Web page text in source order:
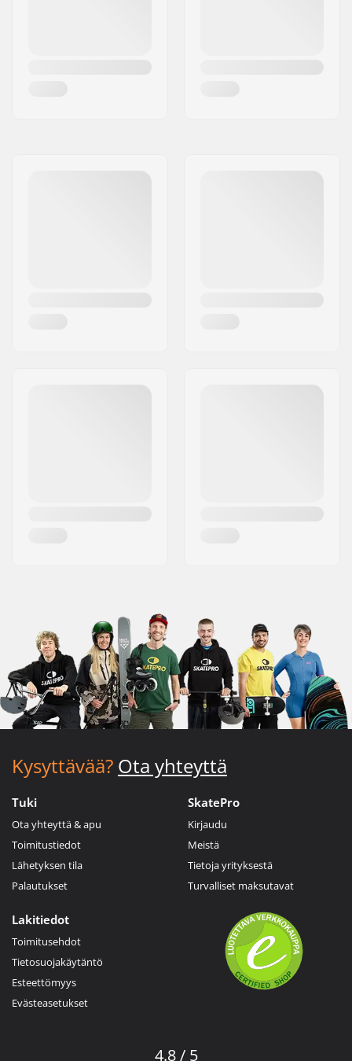
Kysyttävää? Ota yhteyttä
Tuki
Ota yhteyttä & apu
Toimitustiedot
Lähetyksen tila
Palautukset
SkatePro
Kirjaudu
Meistä
Tietoja yrityksestä
Turvalliset maksutavat
Lakitiedot
Toimitusehdot
Tietosuojakäytäntö
Esteettömyys
Evästeasetukset
4.8 / 5